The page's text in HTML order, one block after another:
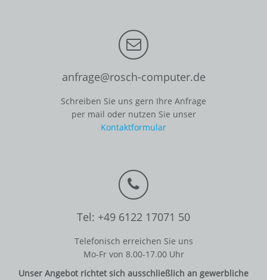
anfrage@rosch-computer.de
Schreiben Sie uns gern Ihre Anfrage
per mail oder nutzen Sie unser
Kontaktformular
Tel: +49 6122 17071 50
Telefonisch erreichen Sie uns
Mo-Fr von 8.00-17.00 Uhr
Unser Angebot richtet sich ausschließlich an gewerbliche